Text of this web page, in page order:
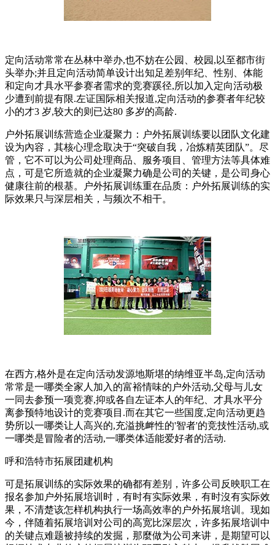
定向活动常常在丛林中举办,也不妨在公园、校园,以至都市街
头举办;并且定向活动简单设计出知足差别年纪、性别、体能
和定向才具水平参赛者需求的竞赛蹊径,所以加入定向活动极
少遭到前提有限.左证国际相关报道,定向活动的参赛者年纪较
小的才3 岁,较大的则已达80 多岁的高龄.
户外拓展训练营造企业凝聚力：户外拓展训练要以团队文化建
设为內容，其核心理念取决于“突破自我，冶炼精英团队”。尽
管，它不可以为公司处理商品、服务项目、管理方法等具体难
点，可是它所造就的企业凝聚力确是公司的关键，是公司身心
健康往前的根基。户外拓展训练重在品质：户外拓展训练的实
际效果只与深层相关，与频次不相干。
在西方,格外是在定向活动发源地斯堪的纳维亚半岛,定向活动
常常是一哪类全家人加入的富裕情味的户外活动,父母与儿女
一同去参预一项竞赛,抑或各自左证本人的年纪、才具水平分
离参预特地设计的竞赛项目.而在其它一些国度,定向活动更趋
势所以一哪类让人高兴的,充溢挑衅性的'智者'的竞技性活动,或
一哪类是冒险者的活动,一哪类体适能爱好者的活动.
呼和浩特市拓展团建机构
可是拓展训练的实际效果的确都有差别，许多公司反映职工在
报名参加户外拓展培训时，有时有实际效果，有时沒有实际效
果，不清楚该怎样机构执行一场高效率的户外拓展培训。现如
今，伴随着拓展培训对公司的高宽比深层次，许多拓展培训中
的关键点难题被持续的发掘，那麼做为公司来讲，是期望可以